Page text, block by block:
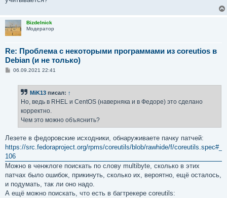
Bizdelnick
Модератор
Re: Проблема с некоторыми программами из coreutios в
Debian (и не только)
С06.09.2021 22:41
MiK13 писал: ↑
Но, ведь в RHEL и CentOS (наверняка и в Федоре) это сделано
корректно.
Чем это можно объяснить?
Лезете в федоровские исходники, обнаруживаете пачку патчей:
https://src.fedoraproject.org/rpms/coreutils/blob/rawhide/f/
106
Можно в ченжлоге поискать по слову multibyte, сколько в этих
патчах было ошибок, прикинуть, сколько их, вероятно, ещё осталось,
и подумать, так ли оно надо.
А ещё можно поискать, что есть в багтрекере coreutils: